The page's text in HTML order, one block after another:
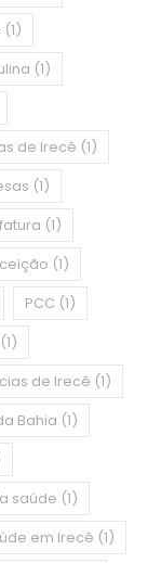
(1)
(1)
de Irecê (1)
(1)
(1)
(1)
PCC (1)
(1)
de Irecê (1)
Bahia (1)
saúde (1)
em Irecê (1)